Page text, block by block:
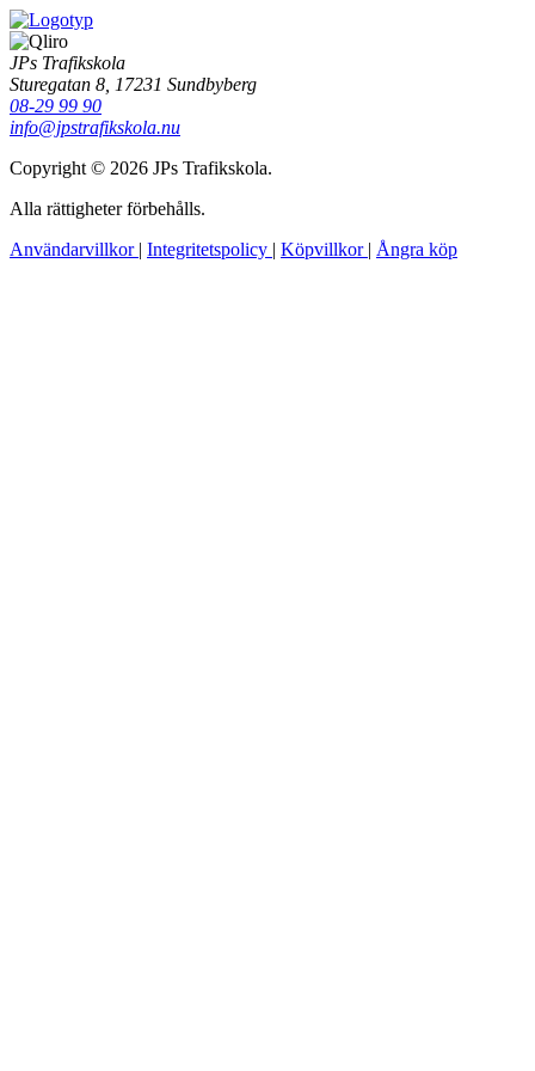
JPs Trafikskola
Sturegatan 8, 17231 Sundbyberg
08-29 99 90
info@jpstrafikskola.nu
Copyright © 2026 JPs Trafikskola.
Alla rättigheter förbehålls.
Användarvillkor | Integritetspolicy | Köpvillkor | Ångra köp